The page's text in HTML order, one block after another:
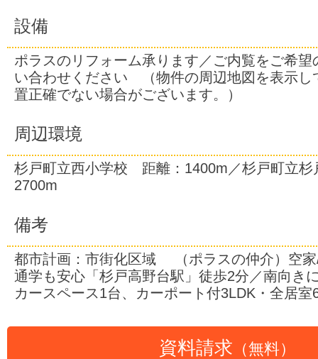
設備
ポラスのリフォーム承ります／ご内覧をご希
い合わせください （物件の周辺地図を表示し
置正確でない場合がございます。）
周辺環境
杉戸町立西小学校 距離：1400m／杉戸町立
2700m
備考
都市計画：市街化区域 （ポラスの仲介）空
通学も安心「杉戸高野台駅」徒歩2分／南向き
カースペース1台、カーポート付3LDK・全居室
資料請求 （無料）